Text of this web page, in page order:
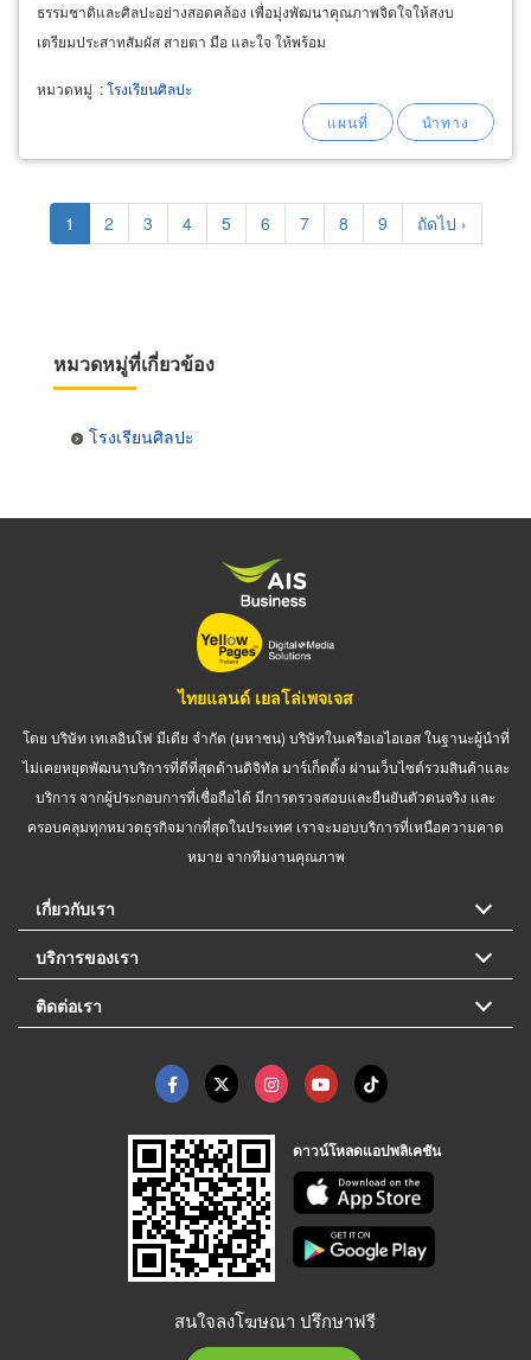
ธรรมชาติและศิลปะอย่างสอดคล้อง เพื่อมุ่งพัฒนาคุณภาพจิตใจให้สงบ
เตรียมประสาทสัมผัส สายตา มือ และใจ ให้พร้อม
หมวดหมู่ :โรงเรียนศิลปะ
Pagination
Current
page
1 Page
2 Page
3 Page
4 Page
5 Page
6 Page
7 Page
8 Page
9
Next
page
ถัดไป ›
หมวดหมู่ที่เกี่ยวข้อง
โรงเรียนศิลปะ
ไทยแลนด์ เยลโล่เพจเจส
โดย บริษัท เทเลอินโฟ มีเดีย จำกัด (มหาชน) บริษัทในเครือเอไอเอส ในฐานะผู้นำที่
ไม่เคยหยุดพัฒนาบริการที่ดีที่สุดด้านดิจิทัล มาร์เก็ตติ้ง ผ่านเว็บไซต์รวมสินค้าและ
บริการ จากผู้ประกอบการที่เชื่อถือได้ มีการตรวจสอบและยืนยันตัวตนจริง และ
ครอบคลุมทุกหมวดธุรกิจมากที่สุดในประเทศ เราจะมอบบริการที่เหนือความคาด
หมาย จากทีมงานคุณภาพ
เกี่ยวกับเรา
บริการของเรา
ติดต่อเรา
ดาวน์โหลดแอปพลิเคชัน
สนใจลงโฆษณา ปรึกษาฟรี